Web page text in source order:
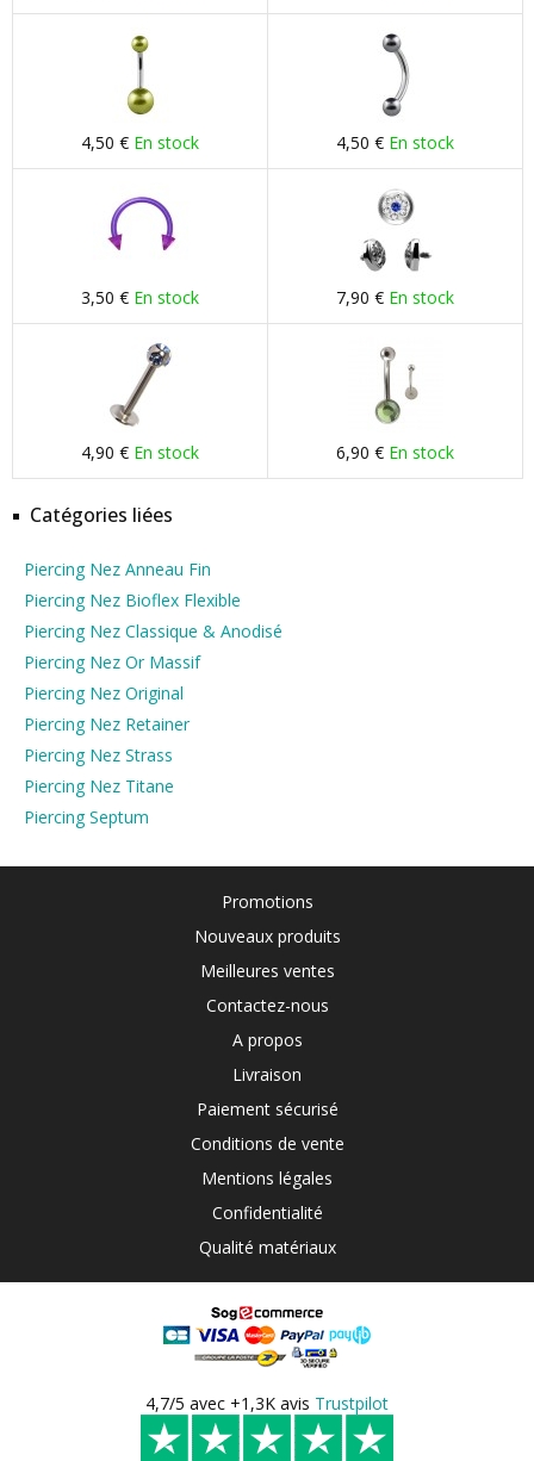
4,50 € En stock 4,50 € En stock
3,50 € En stock 7,90 € En stock
4,90 € En stock 6,90 € En stock
Catégories liées
Piercing Nez Anneau Fin
Piercing Nez Bioflex Flexible
Piercing Nez Classique & Anodisé
Piercing Nez Or Massif
Piercing Nez Original
Piercing Nez Retainer
Piercing Nez Strass
Piercing Nez Titane
Piercing Septum
Promotions
Nouveaux produits
Meilleures ventes
Contactez-nous
A propos
Livraison
Paiement sécurisé
Conditions de vente
Mentions légales
Confidentialité
Qualité matériaux
4,7/5 avec +1,3K avis Trustpilot